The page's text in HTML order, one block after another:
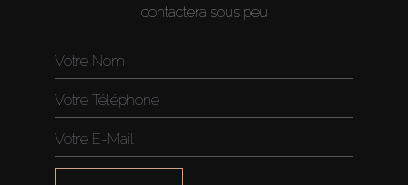
contactera sous peu